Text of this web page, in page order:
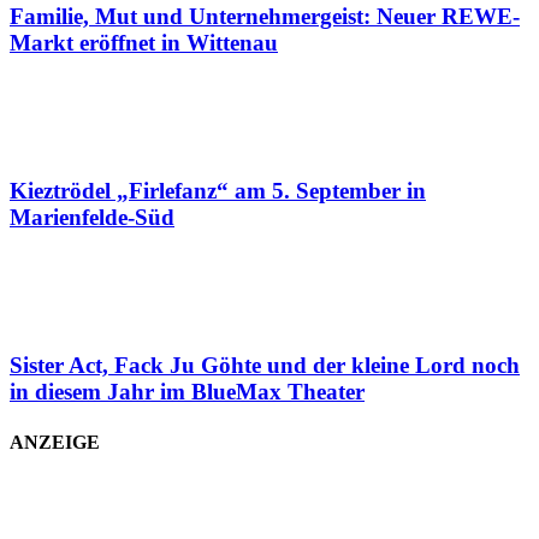
Familie, Mut und Unternehmergeist: Neuer REWE-
Markt eröffnet in Wittenau
Kieztrödel „Firlefanz“ am 5. September in
Marienfelde-Süd
Sister Act, Fack Ju Göhte und der kleine Lord noch
in diesem Jahr im BlueMax Theater
ANZEIGE